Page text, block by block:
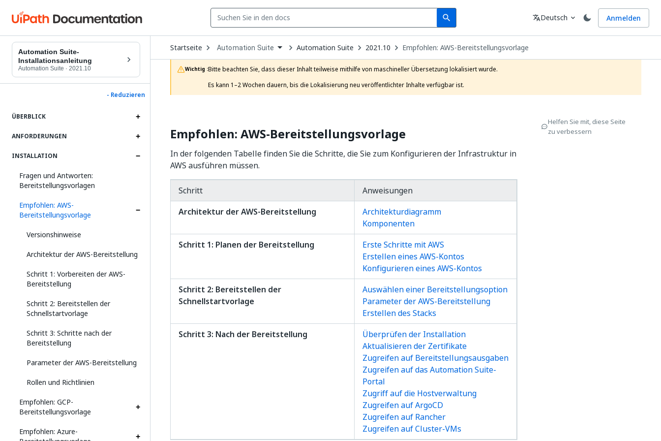
search
Search Sprache
translateDeutsch expand_more Anmelden
Automation Suite-
Installationsanleitung
Automation Suite · 2021.10
- Reduzieren
ÜBERBLICK
ANFORDERUNGEN
INSTALLATION
Fragen und Antworten:
Bereitstellungsvorlagen
Empfohlen: AWS-
Bereitstellungsvorlage
Versionshinweise
Architektur der AWS-Bereitstellung
Schritt 1: Vorbereiten der AWS-
Bereitstellung
Schritt 2: Bereitstellen der
Schnellstartvorlage
Schritt 3: Schritte nach der
Bereitstellung
Parameter der AWS-Bereitstellung
Rollen und Richtlinien
Empfohlen: GCP-
Bereitstellungsvorlage
Empfohlen: Azure-
Startseite Open
Dropdown
to
choose
product
Automation Suite Automation Suite 2021.10 Empfohlen: AWS-Bereitstellungsvorlage
Wichtig :Bitte beachten Sie, dass dieser Inhalt teilweise mithilfe von maschineller Übersetzung lokalisiert wurde.
Es kann 1–2 Wochen dauern, bis die Lokalisierung neu veröffentlichter Inhalte verfügbar ist.
Empfohlen: AWS-Bereitstellungsvorlage
In der folgenden Tabelle finden Sie die Schritte, die Sie zum Konfigurieren der Infrastruktur in
AWS ausführen müssen.
Schritt
Anweisungen
Architektur der AWS-Bereitstellung
Architekturdiagramm
Komponenten
Schritt 1: Planen der Bereitstellung
Erste Schritte mit AWS
Erstellen eines AWS-Kontos
Konfigurieren eines AWS-Kontos
Schritt 2: Bereitstellen der
Schnellstartvorlage
Auswählen einer Bereitstellungsoption
Parameter der AWS-Bereitstellung
Erstellen des Stacks
Schritt 3: Nach der Bereitstellung
Überprüfen der Installation
Aktualisieren der Zertifikate
Zugreifen auf Bereitstellungsausgaben
Zugreifen auf das Automation Suite-
Portal
Zugriff auf die Hostverwaltung
Zugreifen auf ArgoCD
Zugreifen auf Rancher
Zugreifen auf Cluster-VMs
Helfen Sie mit, diese Seite
zu verbessern